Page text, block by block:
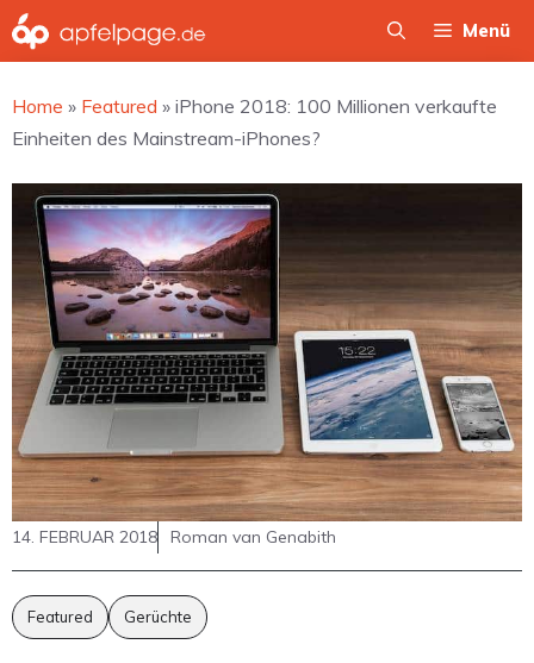
Zum
Inhalt
Menü
Home » Featured » iPhone 2018: 100 Millionen verkaufte
Einheiten des Mainstream-iPhones?
14. FEBRUAR 2018 Roman van Genabith
Featured Gerüchte